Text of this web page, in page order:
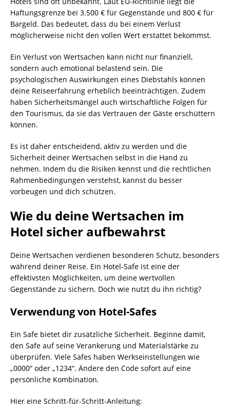
Haftungsgrenze bei 3.500 € für Gegenstände und 800 € für
Bargeld. Das bedeutet, dass du bei einem Verlust
möglicherweise nicht den vollen Wert erstattet bekommst.
Ein Verlust von Wertsachen kann nicht nur finanziell,
sondern auch emotional belastend sein. Die
psychologischen Auswirkungen eines Diebstahls können
deine Reiseerfahrung erheblich beeinträchtigen. Zudem
haben Sicherheitsmängel auch wirtschaftliche Folgen für
den Tourismus, da sie das Vertrauen der Gäste erschüttern
können.
Es ist daher entscheidend, aktiv zu werden und die
Sicherheit deiner Wertsachen selbst in die Hand zu
nehmen. Indem du die Risiken kennst und die rechtlichen
Rahmenbedingungen verstehst, kannst du besser
vorbeugen und dich schützen.
Wie du deine Wertsachen im
Hotel sicher aufbewahrst
Deine Wertsachen verdienen besonderen Schutz, besonders
während deiner Reise. Ein Hotel-Safe ist eine der
effektivsten Möglichkeiten, um deine wertvollen
Gegenstände zu sichern. Doch wie nutzt du ihn richtig?
Verwendung von Hotel-Safes
Ein Safe bietet dir zusätzliche Sicherheit. Beginne damit,
den Safe auf seine Verankerung und Materialstärke zu
überprüfen. Viele Safes haben Werkseinstellungen wie
„0000“ oder „1234“. Ändere den Code sofort auf eine
persönliche Kombination.
Hier eine Schritt-für-Schritt-Anleitung: